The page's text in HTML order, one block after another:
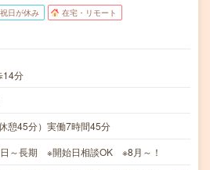
日が休み 在宅・リモート
14分
憩45分）実働7時間45分
～長期 ※開始日相談OK ※8月～！